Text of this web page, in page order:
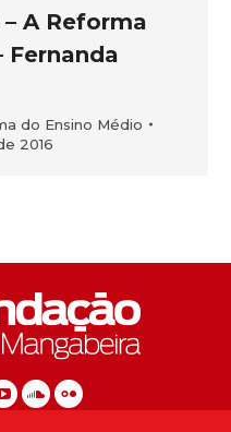
A Reforma
Fernanda
do Ensino Médio
2016